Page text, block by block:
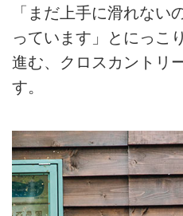
「まだ上手に滑れない
っています」とにっこ
進む、クロスカントリ
す。